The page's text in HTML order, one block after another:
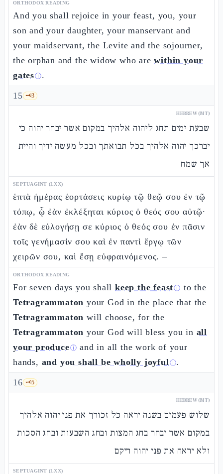
ORTHODOX READING
And you shall rejoice in your feast, you, your
son and your daughter, your manservant and
your maidservant, the Levite and the sojourner,
the orphan and the widow who arewithin your
gatesⓘ.
15 🗝️3
HEBREW (MT)
שבעת ימים תחג ליהוה אלהיך במקום אשר יבחר יהוה כי
יברכך יהוה אלהיך בכל תבואתך ובכל מעשה ידיך והיית
אך שמח
SEPTUAGINT (LXX)
ἑπτὰ ἡμέρας ἑορτάσεις κυρίῳ τῷ θεῷ σου ἐν τῷ
τόπῳ, ᾧ ἐὰν ἐκλέξηται κύριος ὁ θεός σου αὐτῷ·
ἐὰν δὲ εὐλογήσῃ σε κύριος ὁ θεός σου ἐν πᾶσιν
τοῖς γενήμασίν σου καὶ ἐν παντὶ ἔργῳ τῶν
χειρῶν σου, καὶ ἔσῃ εὐφραινόμενος. –
ORTHODOX READING
For seven days you shall keep the feastⓘ to the
Tetragrammaton your God in the place that the
Tetragrammaton will choose, for the
Tetragrammaton your God will bless you in all
your produceⓘ and in all the work of your
hands, and you shall be wholly joyfulⓘ.
16 🗝️5
HEBREW (MT)
שלוש פעמים בשנה יראה כל זכורך את פני יהוה אלהיך
במקום אשר יבחר בחג המצות ובחג השבעות ובחג הסכות
ולא יראה את פני יהוה ריקם
SEPTUAGINT (LXX)